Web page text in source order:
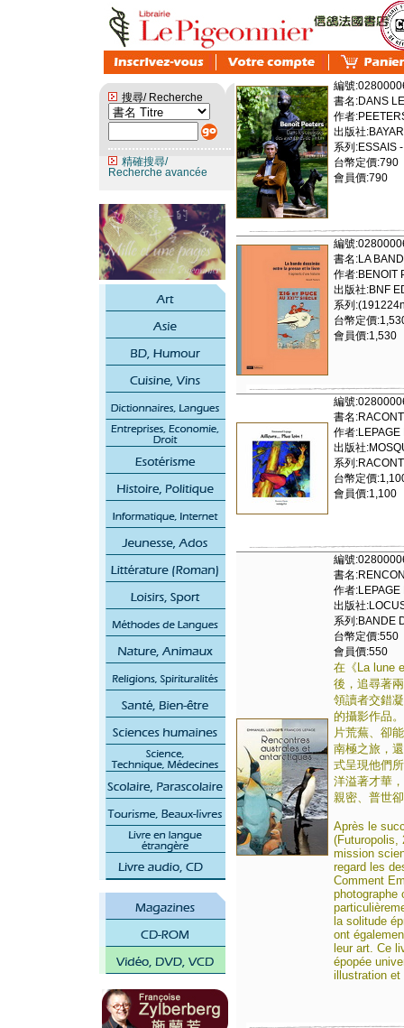
搜尋/ Recherche
精確搜尋/
Recherche avancée
編號
書名:DANS
作者
出版社
系列:ESSAIS
台幣定價:790
會員價:790
編號
書名:LA
作者:BENOIT
出版社:BNF
系列
台幣定價
會員價:1,530
編號
書名
作者
出版社
系列
台幣定價
會員價:1,100
編號
書名
作者
出版社
系列:BANDE
台幣定價:550
會員價:550
在《La lune
後，追尋著
領讀者交錯
的攝影作品
片荒蕪、卻
南極之旅，
式呈現他們
洋溢著才華
親密、普世
Après le
(Futuropolis,
mission
regard les
Comment
photographe
la solitude
ont
leur art. Ce
épopée
illustration et